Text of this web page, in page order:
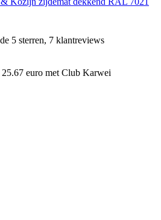
5 sterren, 7 klantreviews
euro met Club Karwei